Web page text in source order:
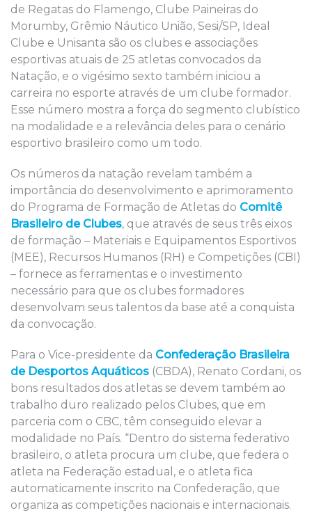
de Regatas do Flamengo, Clube Paineiras do
Morumby, Grêmio Náutico União, Sesi/SP, Ideal
Clube e Unisanta são os clubes e associações
esportivas atuais de 25 atletas convocados da
Natação, e o vigésimo sexto também iniciou a
carreira no esporte através de um clube formador.
Esse número mostra a força do segmento clubístico
na modalidade e a relevância deles para o cenário
esportivo brasileiro como um todo.
Os números da natação revelam também a
importância do desenvolvimento e aprimoramento
do Programa de Formação de Atletas do Comitê
Brasileiro de Clubes, que através de seus três eixos
de formação – Materiais e Equipamentos Esportivos
(MEE), Recursos Humanos (RH) e Competições (CBI)
– fornece as ferramentas e o investimento
necessário para que os clubes formadores
desenvolvam seus talentos da base até a conquista
da convocação.
Para o Vice-presidente da Confederação Brasileira
de Desportos Aquáticos (CBDA), Renato Cordani, os
bons resultados dos atletas se devem também ao
trabalho duro realizado pelos Clubes, que em
parceria com o CBC, têm conseguido elevar a
modalidade no País. “Dentro do sistema federativo
brasileiro, o atleta procura um clube, que federa o
atleta na Federação estadual, e o atleta fica
automaticamente inscrito na Confederação, que
organiza as competições nacionais e internacionais.